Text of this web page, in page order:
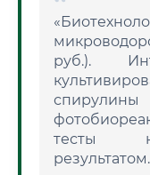
руб.).
тесты
результатом.